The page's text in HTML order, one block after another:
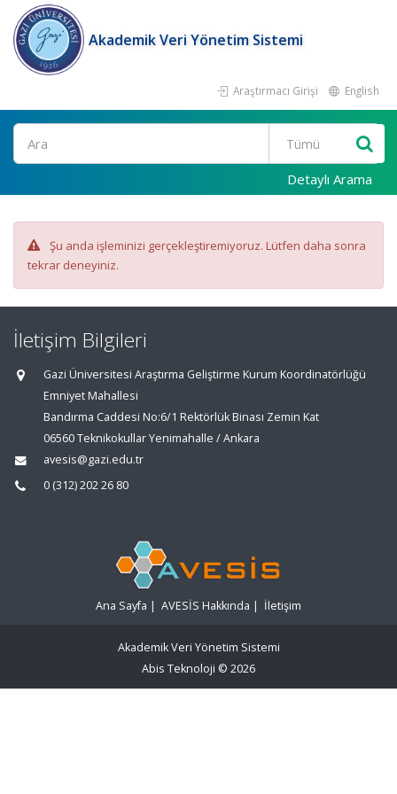
Akademik Veri Yönetim Sistemi
Araştırmacı Girişi English
Ara
Detaylı Arama
Şu anda işleminizi gerçekleştiremiyoruz. Lütfen daha sonra
tekrar deneyiniz.
İletişim Bilgileri
Gazi Üniversitesi Araştırma Geliştirme Kurum Koordinatörlüğü
Emniyet Mahallesi
Bandırma Caddesi No:6/1 Rektörlük Binası Zemin Kat
06560 Teknikokullar Yenimahalle / Ankara
avesis@gazi.edu.tr
0 (312) 202 26 80
Ana Sayfa | AVESİS Hakkında | İletişim
Akademik Veri Yönetim Sistemi
Abis Teknoloji © 2026